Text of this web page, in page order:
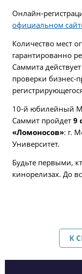
Онлайн-
официальном
Количество мест
гарантированно
Саммита
проверки бизнес-
10-й юбилейный
Саммит пройдет 9
«Ломоносов»: г.
Университет.
Будьте первыми,
кинорелизах. До
К